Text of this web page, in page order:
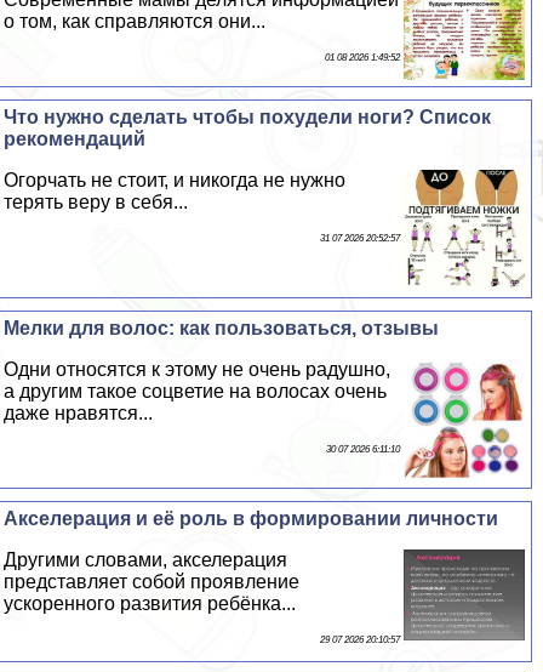
о том, как справляются они...
01 08 2026 1:49:52
Что нужно сделать чтобы похудели ноги? Список
рекомендаций
Огорчать не стоит, и никогда не нужно
терять веру в себя...
31 07 2026 20:52:57
Мелки для волос: как пользоваться, отзывы
Одни относятся к этому не очень радушно,
а другим такое соцветие на волосах очень
даже нравятся...
30 07 2026 6:11:10
Акселерация и её роль в формировании личности
Другими словами, акселерация
представляет собой проявление
ускоренного развития ребёнка...
29 07 2026 20:10:57